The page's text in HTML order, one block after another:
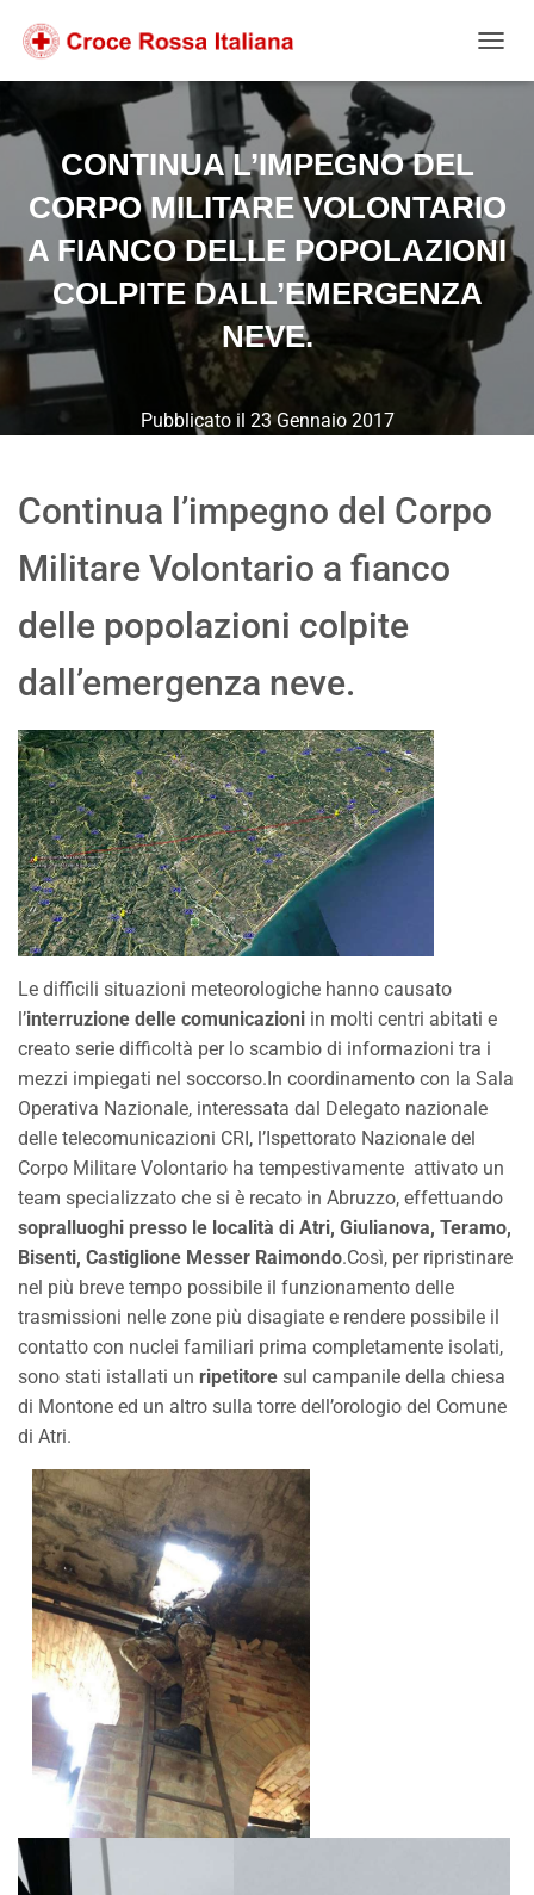
contenuto
alla
navigazione
footer
CONTINUA L’IMPEGNO DEL
CORPO MILITARE VOLONTARIO
A FIANCO DELLE POPOLAZIONI
COLPITE DALL’EMERGENZA
NEVE.
Pubblicato il 23 Gennaio 2017
Continua l’impegno del Corpo
Militare Volontario a fianco
delle popolazioni colpite
dall’emergenza neve.
Le difficili situazioni meteorologiche hanno causato
l’interruzione delle comunicazioni in molti centri abitati e
creato serie difficoltà per lo scambio di informazioni tra i
mezzi impiegati nel soccorso.In coordinamento con la Sala
Operativa Nazionale, interessata dal Delegato nazionale
delle telecomunicazioni CRI, l’Ispettorato Nazionale del
Corpo Militare Volontario ha tempestivamente attivato un
team specializzato che si è recato in Abruzzo, effettuando
sopralluoghi presso le località di Atri, Giulianova, Teramo,
Bisenti, Castiglione Messer Raimondo.Così, per ripristinare
nel più breve tempo possibile il funzionamento delle
trasmissioni nelle zone più disagiate e rendere possibile il
contatto con nuclei familiari prima completamente isolati,
sono stati istallati un ripetitore sul campanile della chiesa
di Montone ed un altro sulla torre dell’orologio del Comune
di Atri.